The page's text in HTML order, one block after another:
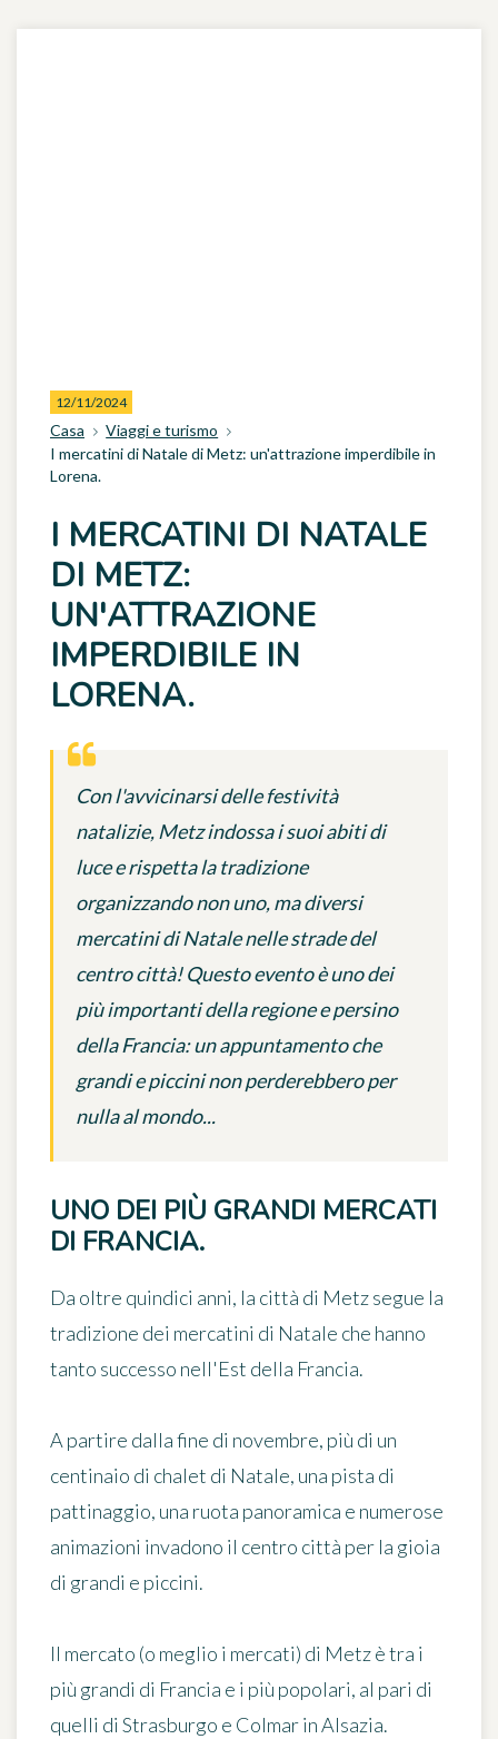
12/11/2024
Casa
Viaggi e turismo
I mercatini di Natale di Metz: un'attrazione imperdibile in
Lorena.
I MERCATINI DI NATALE
DI METZ:
UN'ATTRAZIONE
IMPERDIBILE IN
LORENA.
Con l'avvicinarsi delle festività
natalizie, Metz indossa i suoi abiti di
luce e rispetta la tradizione
organizzando non uno, ma diversi
mercatini di Natale nelle strade del
centro città! Questo evento è uno dei
più importanti della regione e persino
della Francia: un appuntamento che
grandi e piccini non perderebbero per
nulla al mondo...
UNO DEI PIÙ GRANDI MERCATI
DI FRANCIA.
Da oltre quindici anni, la città di Metz segue la
tradizione dei mercatini di Natale che hanno
tanto successo nell'Est della Francia.
A partire dalla fine di novembre, più di un
centinaio di chalet di Natale, una pista di
pattinaggio, una ruota panoramica e numerose
animazioni invadono il centro città per la gioia
di grandi e piccini.
Il mercato (o meglio i mercati) di Metz è tra i
più grandi di Francia e i più popolari, al pari di
quelli di Strasburgo e Colmarin Alsazia.